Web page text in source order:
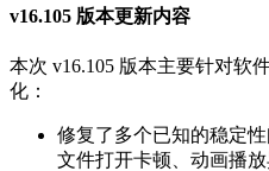
v16.105 版本更新内容
本次 v16.105 版本主要针对软
化：
修复了多个已知的稳定
文件打开卡顿、动画播放